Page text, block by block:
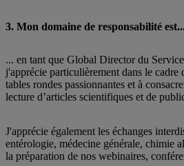
3. Mon domaine de responsabilité
... en tant que Global Director du
j'apprécie particulièrement dans le
tables rondes passionnantes et à
lecture d’articles scientifiques et de
J'apprécie également les échanges
entérologie, médecine générale, chimie
la préparation de nos webinaires,